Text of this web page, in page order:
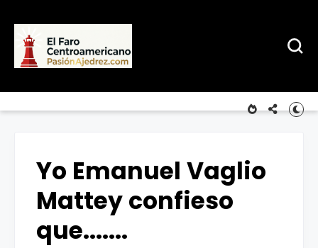
Yo Emanuel Vaglio
Mattey confieso
que.......